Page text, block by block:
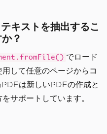
キストを抽出するこ
？
でロード
して任意のページからコ
は新しいPDFの作成と
サポートしています。